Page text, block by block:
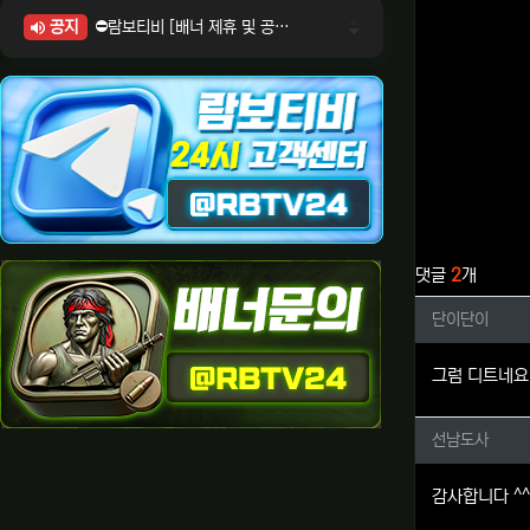
댓글 2개
단이단
단이단이
그럼 디트네
선남도
선남도사
감사합니다 ^^
공지
⛔람보티비 [배너 제휴 및 공식 입점 문의 안내]
⛔람보티비 [정회원 등급UP! 안내사항]
⛔람보티비 [채팅방 이용시 주의사항]
⛔람보티비 [공식보증업체 안내]